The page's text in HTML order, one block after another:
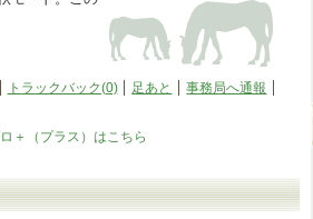
トラックバック(0) 足あと 事務局へ通報
＋（プラス）はこちら